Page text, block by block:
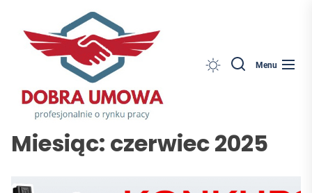
SearchMenu
Miesiąc: czerwiec 2025